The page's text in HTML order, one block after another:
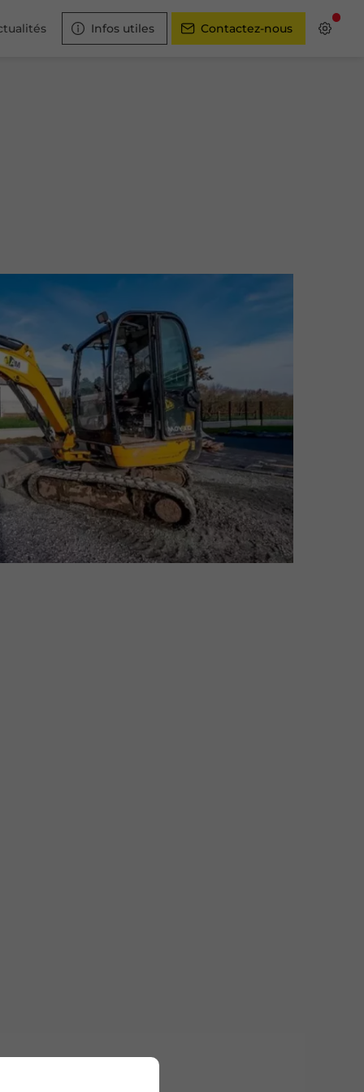
Infos utiles Contactez-nous